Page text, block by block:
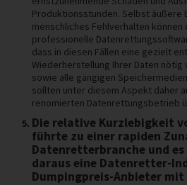
Produktionsstunden. Selbst äußere
menschliches Fehlverhalten können
professionelle
dass in diesen Fällen eine gezielt
Wiederherstellung Ihrer Daten nötig
sowie alle gängigen
sollten unter diesem Aspekt daher
renomierten Datenrettungsbetrieb
Die relative Kurzlebigkeit
führte zu einer rapiden
Datenretterbranche und
daraus eine Datenretter-
Dumpingpreis-Anbieter mit